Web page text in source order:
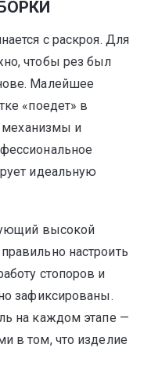
с раскроя. Для
чтобы рез был
Малейшее
«поедет» в
механизмы и
идеальную
высокой
настроить
стопоров и
зафиксированы.
на каждом этапе —
в том, что изделие